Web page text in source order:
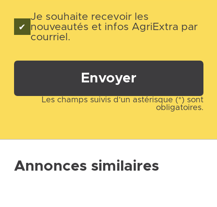
Je souhaite recevoir les
nouveautés et infos AgriExtra par
courriel.
Envoyer
Les champs suivis d’un astérisque (*) sont
obligatoires.
Annonces similaires